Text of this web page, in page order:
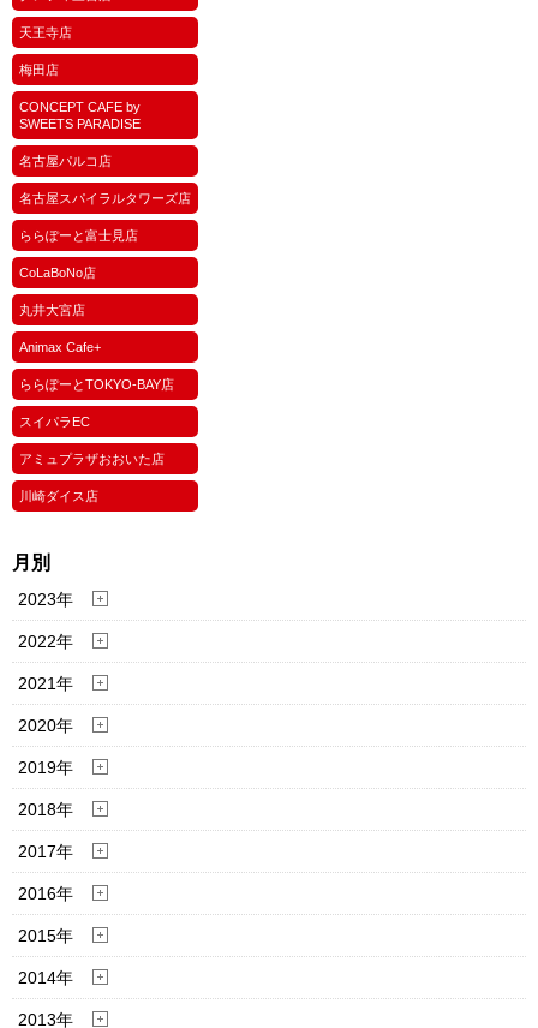
天王寺店
梅田店
CONCEPT CAFE by
SWEETS PARADISE
名古屋パルコ店
名古屋スパイラルタワーズ店
ららぽーと富士見店
CoLaBoNo店
丸井大宮店
Animax Cafe+
ららぽーとTOKYO-BAY店
スイパラEC
アミュプラザおおいた店
川崎ダイス店
月別
2023年
2022年
2021年
2020年
2019年
2018年
2017年
2016年
2015年
2014年
2013年